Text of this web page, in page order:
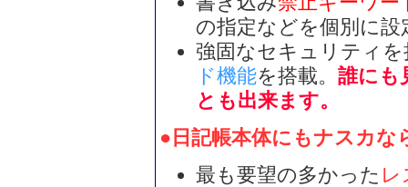
の指定などを個別に設
強固なセキュリティを
ド機能を搭載。 誰にも
とも出来ます。
●日記帳本体にもナスカな
最も要望の多かった レ